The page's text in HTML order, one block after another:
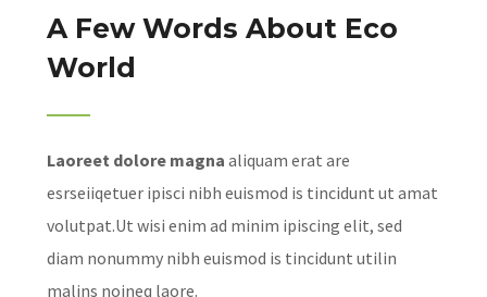
A Few Words About Eco
World
Laoreet dolore magna aliquam erat are
esrseiiqetuer ipisci nibh euismod is tincidunt ut amat
volutpat.Ut wisi enim ad minim ipiscing elit, sed
diam nonummy nibh euismod is tincidunt utilin
malins noineq laore.